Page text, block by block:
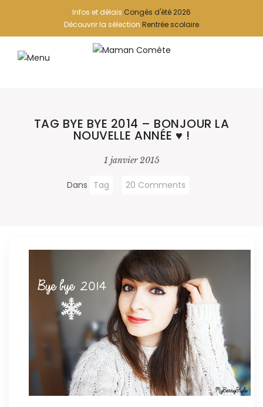
Infos et délais Congés d'été 2026
Découvrir la sélection Rentrée scolaire
TAG BYE BYE 2014 – BONJOUR LA
NOUVELLE ANNÉE ♥ !
1 janvier 2015
Dans Tag 20 Comments